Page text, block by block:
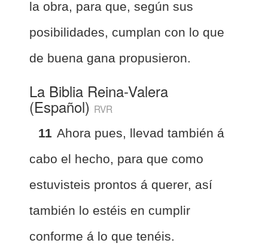
la obra, para que, según sus
posibilidades, cumplan con lo que
de buena gana propusieron.
La Biblia Reina-Valera
(Español) RVR
11 Ahora pues, llevad también á
cabo el hecho, para que como
estuvisteis prontos á querer, así
también lo estéis en cumplir
conforme á lo que tenéis.